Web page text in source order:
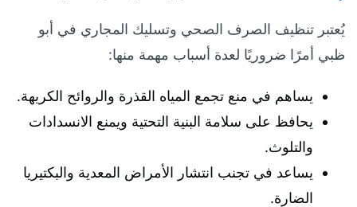
يُعتبر تنظيف الصرف الصحي وتسليك المجاري في أبو
ظبي أمرًا ضروريًا لعدة أسباب مهمة منها:
يساهم في منع تجمع المياه القذرة والروائح الكريهة.
يحافظ على سلامة البنية التحتية ويمنع الانسدادات
والتلوث.
يساعد في تجنب انتشار الأمراض المعدية والبكتيريا
الضارة.